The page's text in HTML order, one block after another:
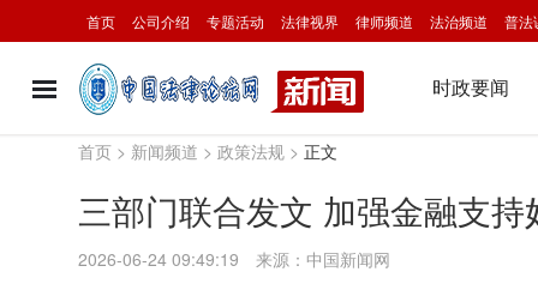
首页 公司介绍 专题活动 法律视界 律师频道 法治频道 普法
时政要闻
首页 > 新闻频道 > 政策法规 > 正文
三部门联合发文 加强金融支
2026-06-24 09:49:19 来源：中国新闻网